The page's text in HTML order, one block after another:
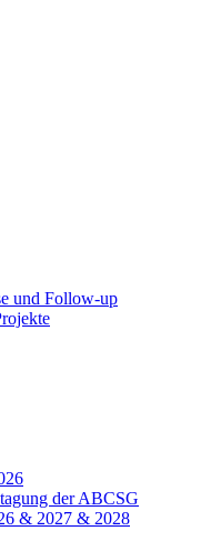
und Follow-up
der ABCSG
& 2027 & 2028